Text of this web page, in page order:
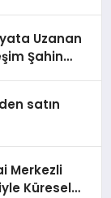
Uzanan
Şahin
satın
Merkezli
Küresel